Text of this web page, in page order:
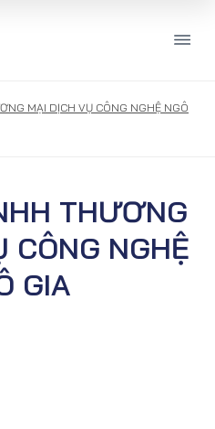
MẠI DỊCH VỤ CÔNG NGHỆ NGÔ
THƯƠNG
CÔNG NGHỆ
GIA